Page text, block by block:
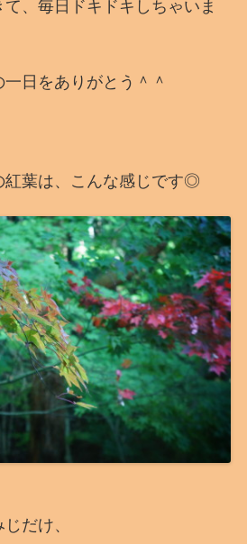
、毎日ドキドキしちゃいま
日をありがとう＾＾
紅葉は、こんな感じです◎
だけ、